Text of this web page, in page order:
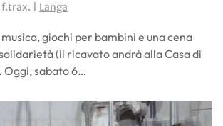
| f.trax. | Langa
giochi per bambini e una cena
(il ricavato andrà alla Casa di
Oggi, sabato 6…